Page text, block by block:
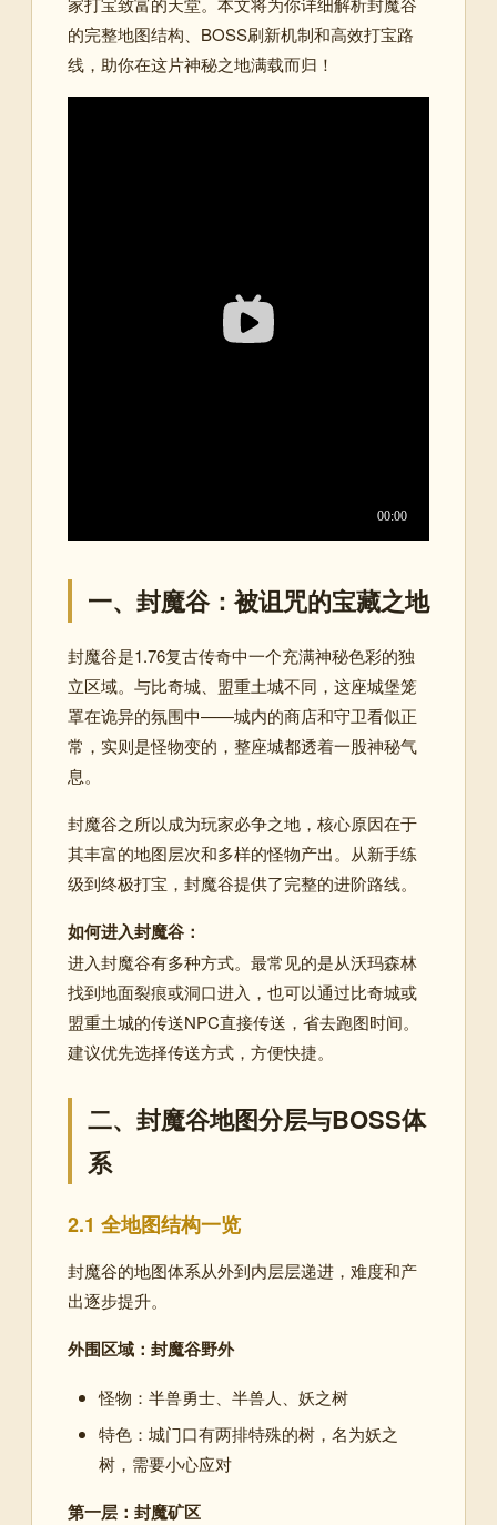
的完整地图结构、BOSS刷新机制和高效打宝路
线，助你在这片神秘之地满载而归！
一、封魔谷：被诅咒的宝藏之地
封魔谷是1.76复古传奇中一个充满神秘色彩的独
立区域。与比奇城、盟重土城不同，这座城堡笼
罩在诡异的氛围中——城内的商店和守卫看似正
常，实则是怪物变的，整座城都透着一股神秘气
息。
封魔谷之所以成为玩家必争之地，核心原因在于
其丰富的地图层次和多样的怪物产出。从新手练
级到终极打宝，封魔谷提供了完整的进阶路线。
如何进入封魔谷：
进入封魔谷有多种方式。最常见的是从沃玛森林
找到地面裂痕或洞口进入，也可以通过比奇城或
盟重土城的传送NPC直接传送，省去跑图时间。
建议优先选择传送方式，方便快捷。
二、封魔谷地图分层与BOSS体
系
2.1 全地图结构一览
封魔谷的地图体系从外到内层层递进，难度和产
出逐步提升。
外围区域：封魔谷野外
怪物：半兽勇士、半兽人、妖之树
特色：城门口有两排特殊的树，名为妖之
树，需要小心应对
第一层：封魔矿区